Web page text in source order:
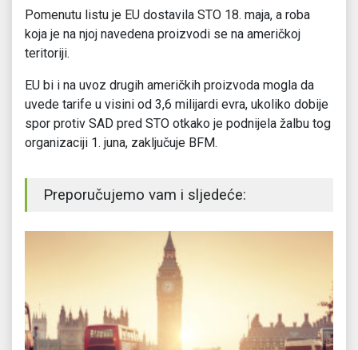
Pomenutu listu je EU dostavila STO 18. maja, a roba
koja je na njoj navedena proizvodi se na američkoj
teritoriji.
EU bi i na uvoz drugih američkih proizvoda mogla da
uvede tarife u visini od 3,6 milijardi evra, ukoliko dobije
spor protiv SAD pred STO otkako je podnijela žalbu tog
organizaciji 1. juna, zaključuje BFM.
Preporučujemo vam i sljedeće: